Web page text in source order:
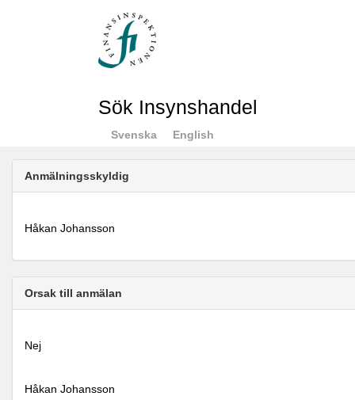
Sök Insynshandel
Svenska English
Anmälningsskyldig
Håkan Johansson
Orsak till anmälan
Nej
Håkan Johansson